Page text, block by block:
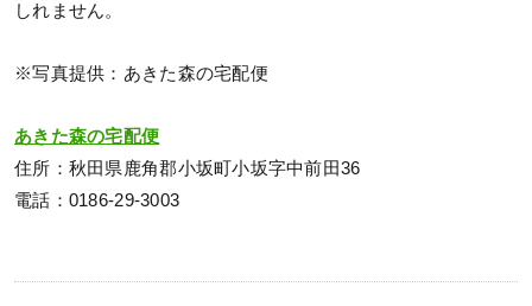
しれません。
※写真提供：あきた森の宅配便
あきた森の宅配便
住所：秋田県鹿角郡小坂町小坂字中前田36
電話：0186-29-3003